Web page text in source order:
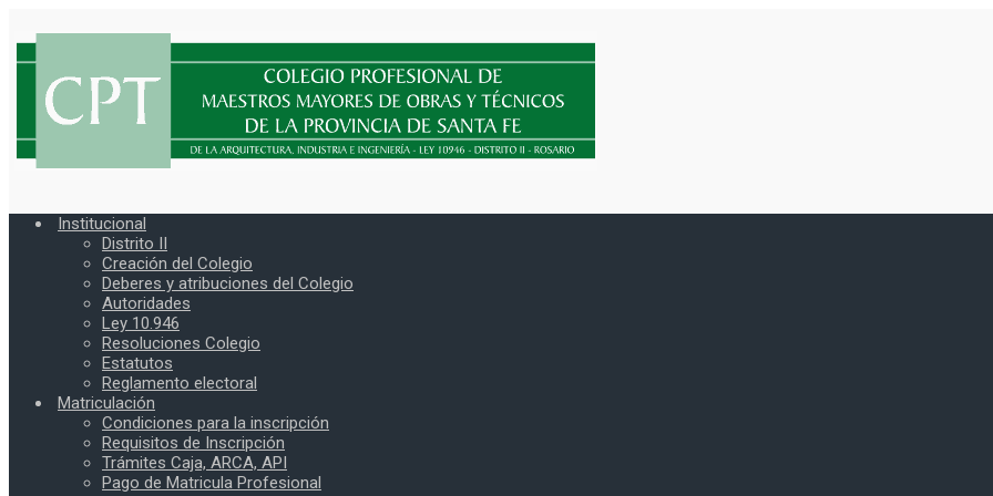
Institucional
Distrito II
Creación del Colegio
Deberes y atribuciones del Colegio
Autoridades
Ley 10.946
Resoluciones Colegio
Estatutos
Reglamento electoral
Matriculación
Condiciones para la inscripción
Requisitos de Inscripción
Trámites Caja, ARCA, API
Pago de Matricula Profesional